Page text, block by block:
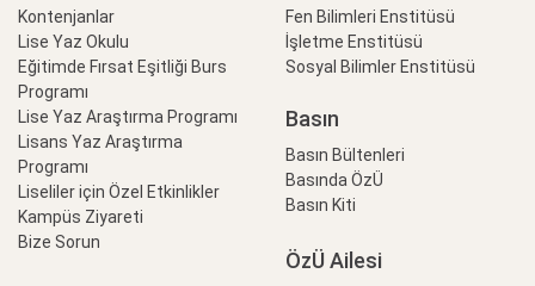
Kontenjanlar
Lise Yaz Okulu
Eğitimde Fırsat Eşitliği Burs
Programı
Lise Yaz Araştırma Programı
Lisans Yaz Araştırma
Programı
Liseliler için Özel Etkinlikler
Kampüs Ziyareti
Bize Sorun
Fen Bilimleri Enstitüsü
İşletme Enstitüsü
Sosyal Bilimler Enstitüsü
Basın
Basın Bültenleri
Basında ÖzÜ
Basın Kiti
ÖzÜ Ailesi